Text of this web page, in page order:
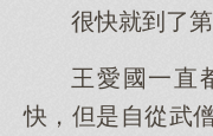
很快就到了第
王愛國一直
快，但是自從武